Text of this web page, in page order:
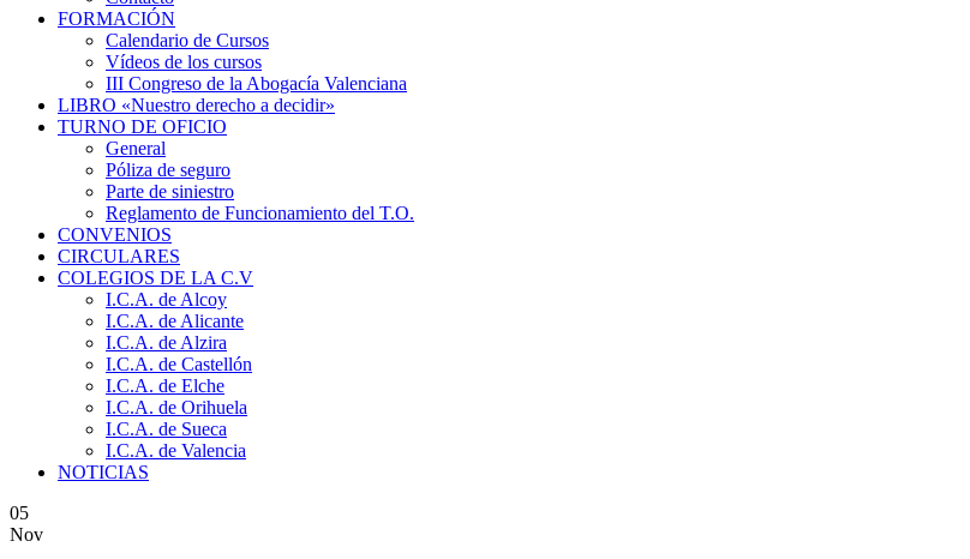
FORMACIÓN
Calendario de Cursos
Vídeos de los cursos
III Congreso de la Abogacía Valenciana
LIBRO «Nuestro derecho a decidir»
TURNO DE OFICIO
General
Póliza de seguro
Parte de siniestro
Reglamento de Funcionamiento del T.O.
CONVENIOS
CIRCULARES
COLEGIOS DE LA C.V
I.C.A. de Alcoy
I.C.A. de Alicante
I.C.A. de Alzira
I.C.A. de Castellón
I.C.A. de Elche
I.C.A. de Orihuela
I.C.A. de Sueca
I.C.A. de Valencia
NOTICIAS
05
Nov